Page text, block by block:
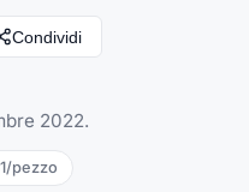
Condividi
2022.
/pezzo